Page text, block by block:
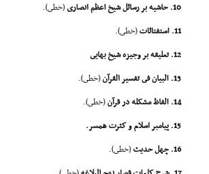
10. حاشیه بر رسائل شیخ اعظم انصارى
(خطى).
11. استفتائات
(خطى).
12. تعلیقه بر وجیزه شیخ بهایى
13. البیان فى تفسیر القرآن
(خطى).
14. الفاظ مشکله در قرآن
(خطى).
15. پیامبر اسلام و کثرت همسر.
16. چهل حدیث
(خطى).